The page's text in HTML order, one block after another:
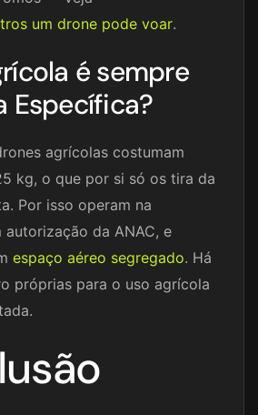
um drone pode voar.
é sempre
Específica?
agrícolas costumam
kg, o que por si só os tira da
Por isso operam na
autorização da ANAC, e
espaço aéreo segregado. Há
próprias para o uso agrícola